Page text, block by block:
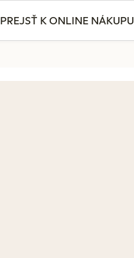
PREJSŤ K ONLINE NÁKUPU